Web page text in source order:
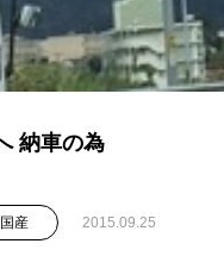
納車の為
産 2015.09.25